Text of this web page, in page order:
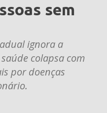
sem
ignora a
colapsa com
por doenças